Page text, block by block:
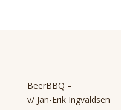
BeerBBQ –
v/ Jan-Erik Ingvaldsen